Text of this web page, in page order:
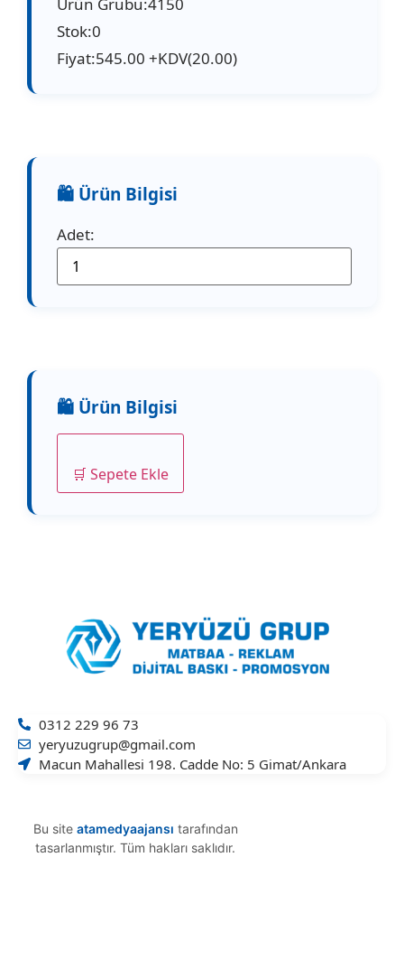
Stok:0
Fiyat:545.00 +KDV(20.00)
Adet:
🛒 Sepete Ekle
0312 229 96 73
yeryuzugrup@gmail.com
Macun Mahallesi 198. Cadde No: 5 Gimat/Ankara
Bu site atamedyaajansı tarafından
tasarlanmıştır. Tüm hakları saklıdır.